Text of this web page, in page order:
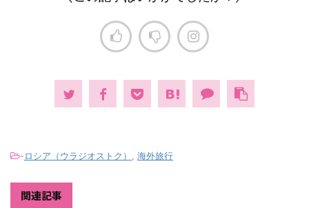
-ロシア（ウラジオストク） , 海外旅行
関連記事